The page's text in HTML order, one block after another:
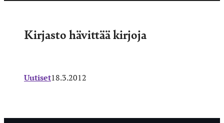
Kirjasto hävittää kirjoja
Uutiset18.3.2012